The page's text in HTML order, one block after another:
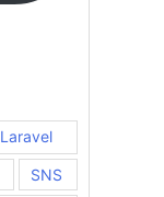
Laravel
SNS